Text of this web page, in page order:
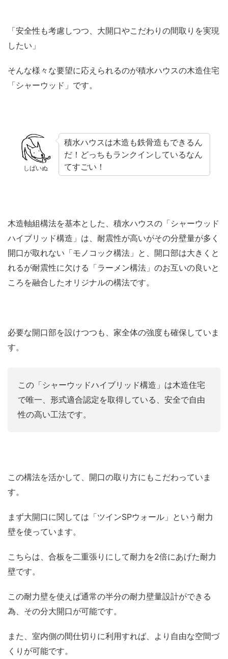
「安全性も考慮しつつ、大開口やこだわりの間取りを実現
したい」
そんな様々な要望に応えられるのが積水ハウスの木造住宅
「シャーウッド」です。
しばいぬ
積水ハウスは木造も鉄骨造もできるん
だ！どっちもランクインしているなん
てすごい！
木造軸組構法を基本とした、積水ハウスの「シャーウッド
ハイブリッド構造」は、耐震性が高いがその分壁量が多く
開口が取れない「モノコック構法」と、開口部は大きくと
れるが耐震性に欠ける「ラーメン構法」のお互いの良いと
ころを融合したオリジナルの構法です。
必要な開口部を設けつつも、家全体の強度も確保していま
す。
この「シャーウッドハイブリッド構造」は木造住宅
で唯一、形式適合認定を取得している、安全で自由
性の高い工法です。
この構法を活かして、開口の取り方にもこだわっていま
す。
まず大開口に関しては「ツインSPウォール」という耐力
壁を使っています。
こちらは、合板を二重張りにして耐力を2倍にあげた耐力
壁です。
この耐力壁を使えば通常の半分の耐力壁量設計ができる
為、その分大開口が可能です。
また、室内側の間仕切りに利用すれば、より自由な空間づ
くりが可能です。